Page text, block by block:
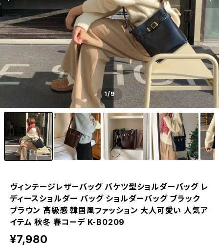
1/9
ヴィンテージレザーバッグ バケツ型ショルダーバッグ レ
ディースショルダー バッグ ショルダーバッグ ブラック
ブラウン 高級感 韓国風ファッション 大人可愛い 人気ア
イテム 秋冬 春コーデ K-B0209
¥7,980